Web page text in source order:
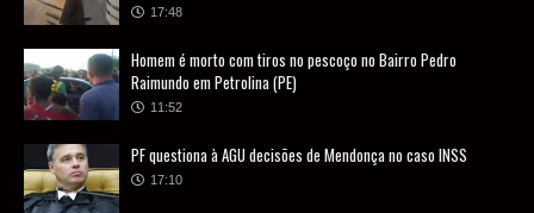
17:48
Homem é morto com tiros no pescoço no Bairro Pedro
Raimundo em Petrolina (PE)
11:52
PF questiona à AGU decisões de Mendonça no caso INSS
17:10